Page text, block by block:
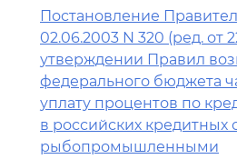
Постановление
02.06.2003 N 320 (ред. от
утверждении Правил
федерального бюджета
уплату процентов по
в российских кредитных
рыбопромышленными